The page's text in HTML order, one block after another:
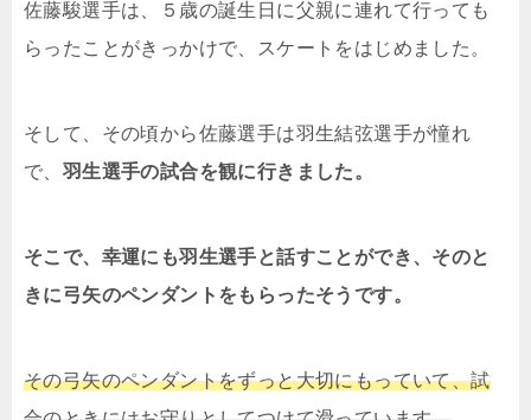
佐藤駿選手は、５歳の誕生日に父親に連れて行っても
らったことがきっかけで、スケートをはじめました。
そして、その頃から佐藤選手は羽生結弦選手が憧れ
で、 羽生選手の試合を観に行きました。
そこで、幸運にも羽生選手と話すことができ、そのと
きに弓矢のペンダントをもらったそうです。
その弓矢のペンダントをずっと大切にもっていて、試